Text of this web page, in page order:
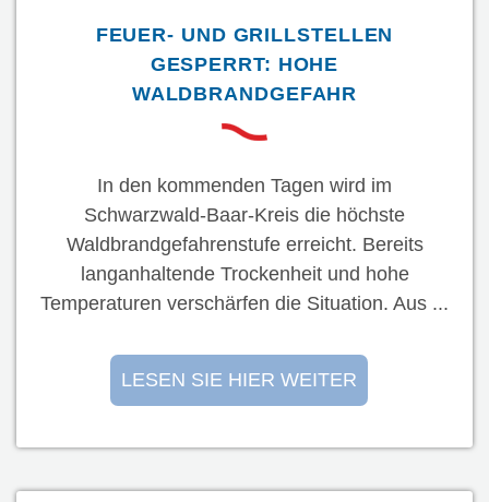
FEUER- UND GRILLSTELLEN
GESPERRT: HOHE
WALDBRANDGEFAHR
In den kommenden Tagen wird im
Schwarzwald-Baar-Kreis die höchste
Waldbrandgefahrenstufe erreicht. Bereits
langanhaltende Trockenheit und hohe
Temperaturen verschärfen die Situation. Aus ...
LESEN SIE HIER WEITER